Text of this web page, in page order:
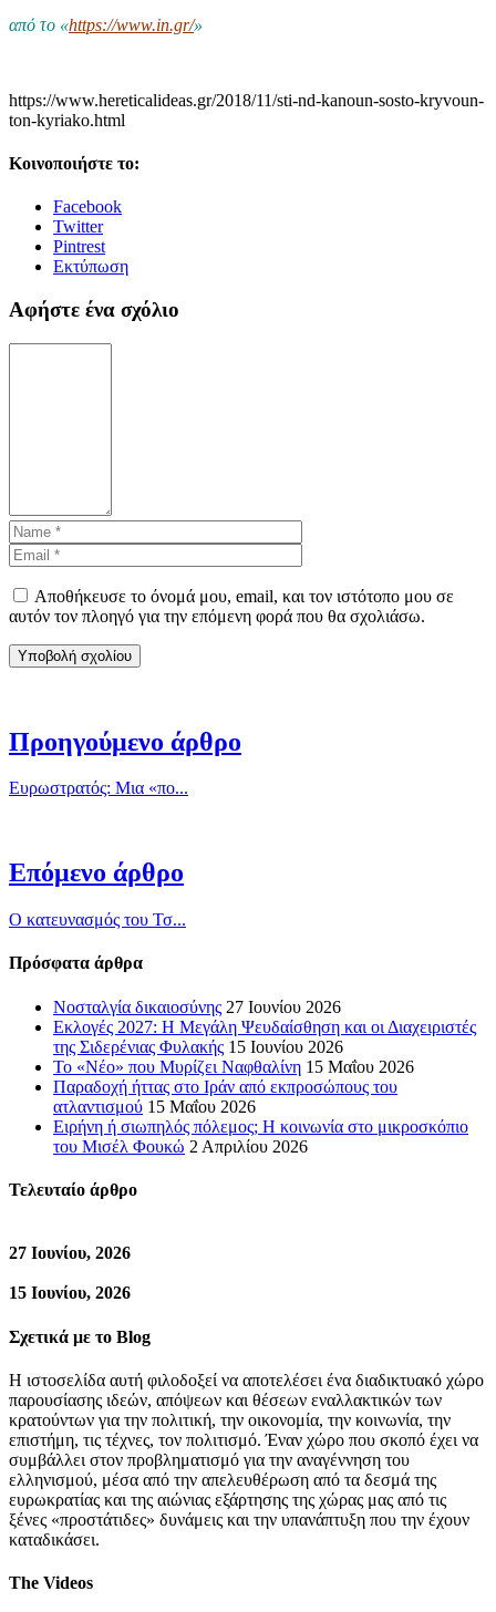
από το «https://www.in.gr/»
https://www.hereticalideas.gr/2018/11/sti-nd-kanoun-sosto-kryvoun-
ton-kyriako.html
Κοινοποιήστε το:
Facebook
Twitter
Pintrest
Εκτύπωση
Αφήστε ένα σχόλιο
Αποθήκευσε το όνομά μου, email, και τον ιστότοπο μου σε
αυτόν τον πλοηγό για την επόμενη φορά που θα σχολιάσω.
Προηγούμενο άρθρο
Ευρωστρατός: Μια «πο...
Επόμενο άρθρο
Ο κατευνασμός του Τσ...
Πρόσφατα άρθρα
Νοσταλγία δικαιοσύνης 27 Ιουνίου 2026
Εκλογές 2027: Η Μεγάλη Ψευδαίσθηση και οι Διαχειριστές
της Σιδερένιας Φυλακής 15 Ιουνίου 2026
Το «Νέο» που Μυρίζει Ναφθαλίνη 15 Μαΐου 2026
Παραδοχή ήττας στο Ιράν από εκπροσώπους του
ατλαντισμού 15 Μαΐου 2026
Ειρήνη ή σιωπηλός πόλεμος; Η κοινωνία στο μικροσκόπιο
του Μισέλ Φουκώ 2 Απριλίου 2026
Τελευταίο άρθρο
27 Ιουνίου, 2026
15 Ιουνίου, 2026
Σχετικά με το Blog
Η ιστοσελίδα αυτή φιλοδοξεί να αποτελέσει ένα διαδικτυακό χώρο
παρουσίασης ιδεών, απόψεων και θέσεων εναλλακτικών των
κρατούντων για την πολιτική, την οικονομία, την κοινωνία, την
επιστήμη, τις τέχνες, τον πολιτισμό. Έναν χώρο που σκοπό έχει να
συμβάλλει στον προβληματισμό για την αναγέννηση του
ελληνισμού, μέσα από την απελευθέρωση από τα δεσμά της
ευρωκρατίας και της αιώνιας εξάρτησης της χώρας μας από τις
ξένες «προστάτιδες» δυνάμεις και την υπανάπτυξη που την έχουν
καταδικάσει.
The Videos